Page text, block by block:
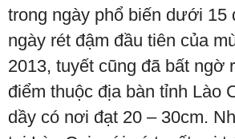
trong ngày phổ biến dưới 15
ngày rét đậm đầu tiên của
2013, tuyết cũng đã bất ngờ
điểm thuộc địa bàn tỉnh Lào
dầy có nơi đạt 20 – 30cm.